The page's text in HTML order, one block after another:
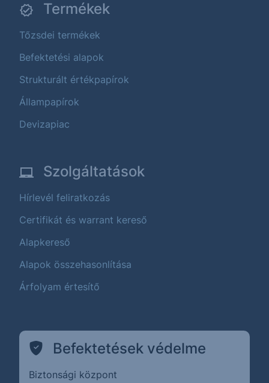
Termékek
Tőzsdei termékek
Befektetési alapok
Strukturált értékpapírok
Állampapírok
Devizapiac
Szolgáltatások
Hírlevél feliratkozás
Certifikát és warrant kereső
Alapkereső
Alapok összehasonlítása
Árfolyam értesítő
Befektetések védelme
Biztonsági központ